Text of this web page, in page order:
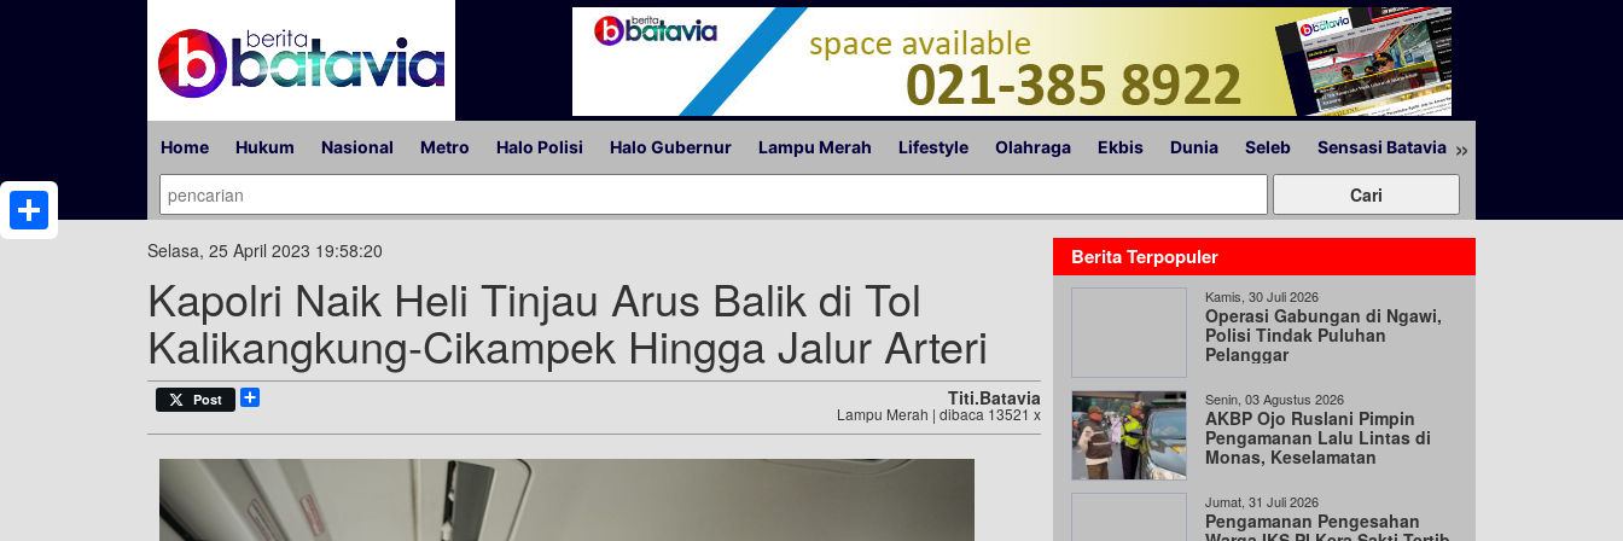
Home Hukum Nasional Metro Halo Polisi Halo Gubernur Lampu Merah Lifestyle Olahraga Ekbis Dunia Seleb Sensasi Batavia »
Selasa, 25 April 2023 19:58:20
Kapolri Naik Heli Tinjau Arus Balik di Tol
Kalikangkung-Cikampek Hingga Jalur Arteri
Post Titi.batavia
Lampu Merah | dibaca 13521 x
Share Berita Terpopuler
Kamis, 30 Juli 2026
Operasi Gabungan di Ngawi,
Polisi Tindak Puluhan
Pelanggar
Senin, 03 Agustus 2026
AKBP Ojo Ruslani Pimpin
Pengamanan Lalu Lintas di
Monas, Keselamatan
Jumat, 31 Juli 2026
Pengamanan Pengesahan